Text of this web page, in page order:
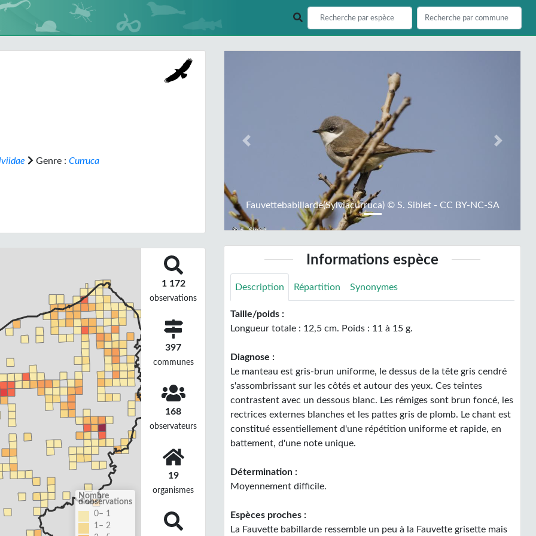
Genre : Curruca
Nombre
d'observations
0– 1
1– 2
1 172
observations
397
communes
168
observateurs
19
organismes
Fauvettebabillarde(Sylviacurruca) © S. Siblet - CC BY-NC-SA
Previous Next
Informations espèce
Description Répartition Synonymes
Taille/poids :
Longueur totale : 12,5 cm. Poids : 11 à 15 g.
Diagnose :
Le manteau est gris-brun uniforme, le dessus de la tête gris cendré
s'assombrissant sur les côtés et autour des yeux. Ces teintes
contrastent avec un dessous blanc. Les rémiges sont brun foncé, les
rectrices externes blanches et les pattes gris de plomb. Le chant est
constitué essentiellement d'une répétition uniforme et rapide, en
battement, d'une note unique.
Détermination :
Moyennement difficile.
Espèces proches :
La Fauvette babillarde ressemble un peu à la Fauvette grisette mais